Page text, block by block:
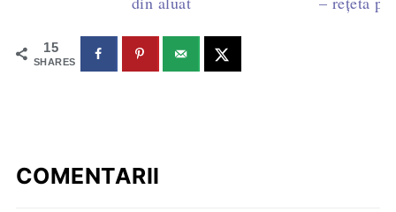
15
SHARES
COMENTARII